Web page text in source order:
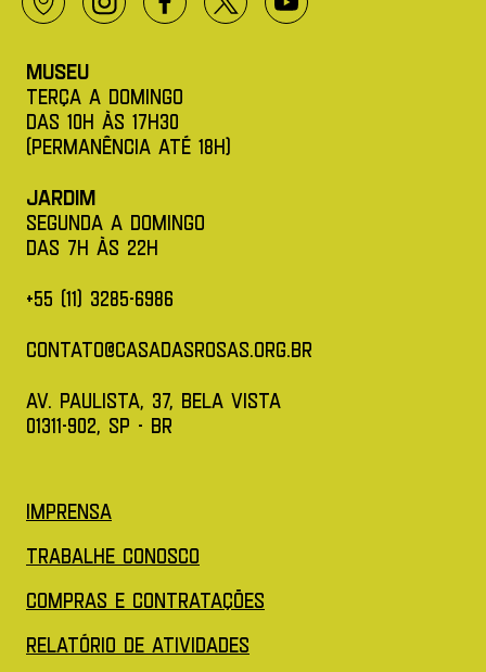
LocalizaçãoInstagramFacebokTwitter XYoutube
Museu
Terça a Domingo
das 10h àS 17h30
(permanência até 18h)
Jardim
Segunda a Domingo
das 7h àS 22H
+55 (11) 3285-6986
contato@casadasrosas.org.br
av. paulista, 37, bela vista
01311-902, SP - BR
Imprensa
Trabalhe conosco
COMPRAS E CONTRATAÇÕES
Relatório de Atividades